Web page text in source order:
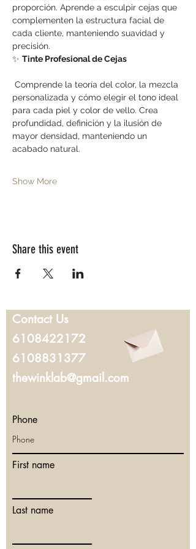
proporción. Aprende a esculpir cejas que
complementen la estructura facial de
cada cliente, manteniendo suavidad y
precisión.
✨ Tinte Profesional de Cejas
personalizada y cómo elegir el tono ideal
para cada piel y color de vello. Crea
profundidad, definición y la ilusión de
mayor densidad, manteniendo un
acabado natural.
Show More
Share this event
Contact Us
6108422172
6108831377
thewinklab@gmail.com
Phone
First name
Last name